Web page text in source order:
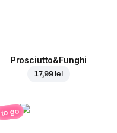
Prosciutto&Funghi
17,99 lei
to go